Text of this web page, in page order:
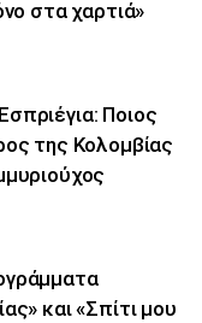
στα χαρτιά»
Ποιος
της Κολομβίας
και «Σπίτι μου